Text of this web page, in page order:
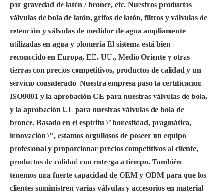
por gravedad de latón / bronce, etc. Nuestros productos
válvulas de bola de latón, grifos de latón, filtros y válvulas de
retención y válvulas de medidor de agua ampliamente
utilizadas en agua y plomería El sistema está bien
reconocido en Europa, EE. UU., Medio Oriente y otras
tierras con precios competitivos, productos de calidad y un
servicio considerado. Nuestra empresa pasó la certificación
ISO9001 y la aprobación CE para nuestras válvulas de bola,
y la aprobación UL para nuestras válvulas de bola de
bronce. Basado en el espíritu \"honestidad, pragmática,
innovación \", estamos orgullosos de poseer un equipo
profesional y proporcionar precios competitivos al cliente,
productos de calidad con entrega a tiempo. También
tenemos una fuerte capacidad de OEM y ODM para que los
clientes suministren varias válvulas y accesorios en material